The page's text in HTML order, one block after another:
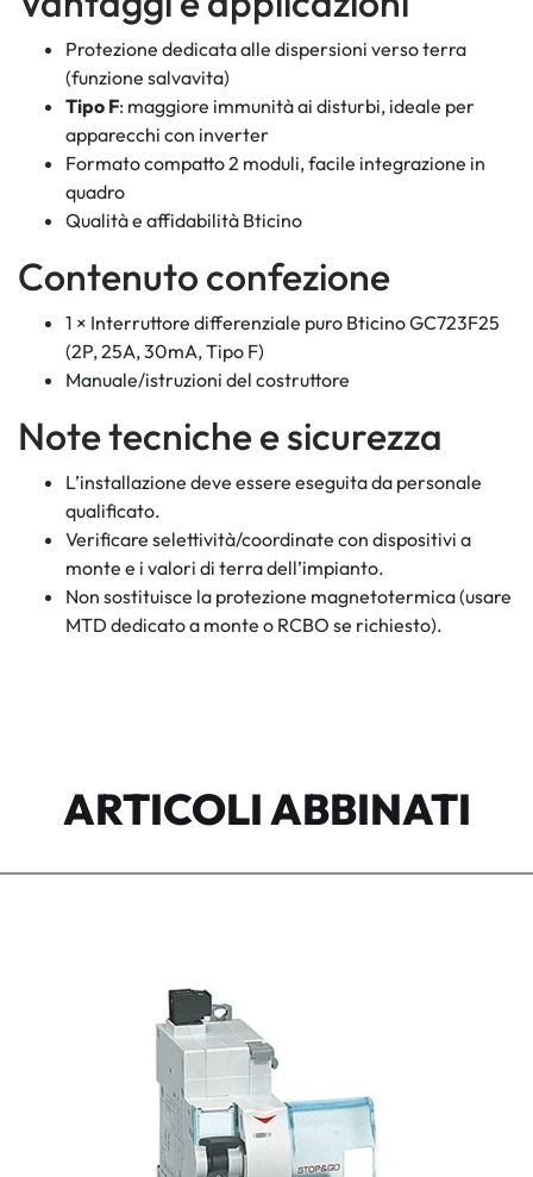
Protezione dedicata alle dispersioni verso terra
(funzione salvavita)
Tipo F: maggiore immunità ai disturbi, ideale per
apparecchi con inverter
Formato compatto 2 moduli, facile integrazione in
quadro
Qualità e affidabilità Bticino
Contenuto confezione
1 × Interruttore differenziale puro Bticino GC723F25
(2P, 25A, 30mA, Tipo F)
Manuale/istruzioni del costruttore
Note tecniche e sicurezza
L’installazione deve essere eseguita da personale
qualificato.
Verificare selettività/coordinate con dispositivi a
monte e i valori di terra dell’impianto.
Non sostituisce la protezione magnetotermica (usare
MTD dedicato a monte o RCBO se richiesto).
ARTICOLI ABBINATI